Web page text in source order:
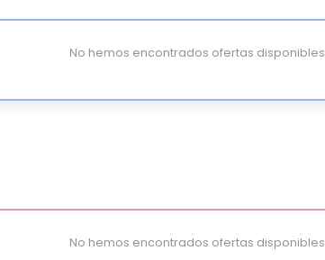
No hemos encontrados ofertas disponibles
No hemos encontrados ofertas disponibles